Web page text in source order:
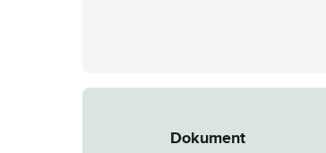
Dokument